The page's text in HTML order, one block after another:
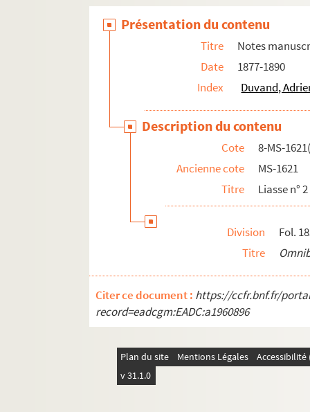
L'homme d'affaires. Tome 2
Les Tramways. Tome 1 : Société des
Les Tramways. Tome 2 : Correspondance
Sa participation à des expositions, tome 1
4-MS-1641. Notes manuscrites, réflexions
4-MS-1642. Demandes de
4-MS-1643. Demandes de
8-MS-1644. Cartes de visite envoyées à Duvand
Présentation du contenu
Titre
Notes
Date
1877-1890
Index
Duvand,
Description du contenu
Cote
8-MS-
Ancienne cote
MS-1621
Titre
Liasse n°
Division
Fol.
Titre
Citer ce document : https://ccfr.bnf.fr/
record=eadcgm:EADC:a1960896
Plan du site Mentions Légales
v 31.1.0